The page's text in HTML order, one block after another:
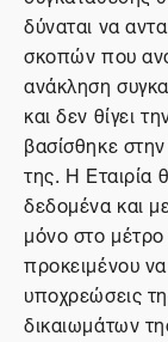
δύναται να
σκοπών που
ανάκληση
και δεν θίγει
βασίσθηκε
της. Η Εταιρία
δεδομένα και
μόνο στο
προκειμένου
υποχρεώσεις
δικαιωμάτων